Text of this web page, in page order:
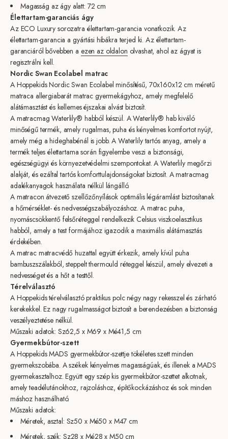
Magasság az ágy alatt: 72 cm
Élettartam-garanciás ágy
Az ECO Luxury sorozatra élettartam-garancia vonatkozik. Az
élettartam-garancia a gyártási hibákra terjed ki. Az élettartam-
garanciáról bővebben a ezen az oldalon olvashat, ahol az ágyat is
regisztrálni kell.
Nordic Swan Ecolabel matrac
A Hoppekids Nordic Swan Ecolabel minősítésű, 70x160x12 cm méretű
matraca allergiabarát matrac gyermekágyhoz, amely megfelelő
alátámasztást és kellemes éjszakai alvást biztosít.
A matracmag Waterlily® habból készül. A Waterlily® hab kiváló
minőségű termék, amely rugalmas, puha és kényelmes komfortot nyújt,
amely még a hideghabénál is jobb.A Waterlily tartós anyag, amely a
termék teljes élettartama során figyelembe veszi a biztonsági,
egészségügyi és környezetvédelmi szempontokat. A Waterlily megőrzi
alakját, és ezáltal tartós komforttulajdonságokat biztosít. A matracmag
adalékanyagok használata nélkül lángálló.
A matracon átvezető szellőzőnyílások optimális légáramlást biztosítanak
a hőmérséklet- és nedvességszabályozáshoz. A matrac puha,
nyomáscsökkentő felsőréteggel rendelkezik Celsius viszkoelasztikus
habból, amely a test formájához igazodik a maximális alátámasztás
érdekében.
A matrac matracvédő huzattal együtt érkezik, amely kívül puha
bambuszszálakból, steppelt thermould réteggel készül, amely elvezeti a
nedvességet és a hőt a testtől.
Térelválasztó
A Hoppekids térelválasztó praktikus polc négy nagy rekesszel és zárható
kerekekkel. Ez nagy rugalmasságot biztosít a berendezésben a biztonság
veszélyeztetése nélkül.
Műszaki adatok: Sz62,5 x M69 x Mé41,5 cm
Gyermekbútor-szett
A Hoppekids MADS gyermekbútor-szettje tökéletes szett minden
gyermekszobába. A székek kényelmes magasságúak, és illenek a MADS
gyermekasztalhoz. Együtt egy szép kis gyermekbútor-szettet alkotnak,
amely teadélutánokhoz, rajzoláshoz, építőkockázáshoz és sok minden
máshoz használható.
Műszaki adatok:
Méretek, asztal: Sz50 x Mé50 x M47 cm
Méretek, szék: Sz28 x Mé28 x M50 cm